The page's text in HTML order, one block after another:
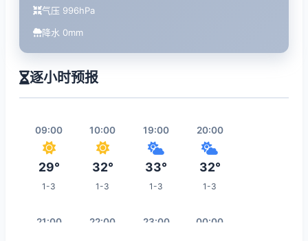
气压 996hPa
降水 0mm
逐小时预报
09:00
29°
1-3
10:00
32°
1-3
19:00
33°
1-3
20:00
32°
1-3
21:00 22:00 23:00 00:00